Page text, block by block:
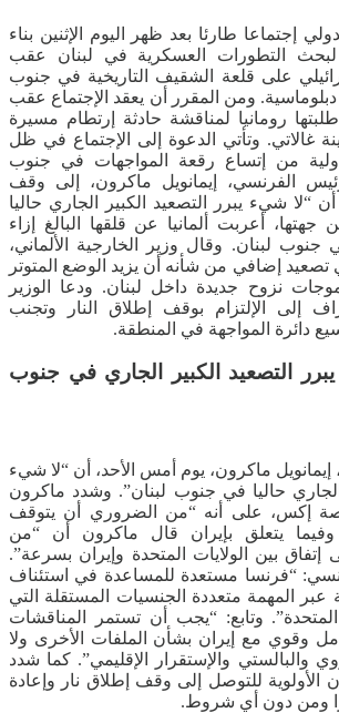
إجتماعا طارئا بعد ظهر اليوم الإثنين بناء
التطورات العسكرية في لبنان عقب
على قلعة الشقيف التاريخية في جنوب
ومن المقرر أن يعقد الإجتماع عقب
رومانيا لمناقشة حادثة إرتطام مسيرة
غالاتي. وتأتي الدعوة إلى الإجتماع في ظل
من إتساع رقعة المواجهات في جنوب
الفرنسي، إيمانويل ماكرون، إلى وقف
أن “لا شيء يبرر التصعيد الكبير الجاري حاليا
أعربت ألمانيا عن قلقها البالغ إزاء
جنوب لبنان. وقال وزير الخارجية الألماني،
تصعيد إضافي من شأنه أن يزيد الوضع المتوتر
نزوح جديدة داخل لبنان. ودعا الوزير
إلى الإلتزام بوقف إطلاق النار وتجنب
دائرة المواجهة في المنطقة.
التصعيد الكبير الجاري في جنوب
إيمانويل ماكرون، يوم أمس الأحد، أن “لا شيء
الجاري حاليا في جنوب لبنان”. وشدد ماكرون
إكس، على أنه “من الضروري أن يتوقف
وفيما يتعلق بإيران قال ماكرون أن “من
بين الولايات المتحدة وإيران بسرعة”.
“فرنسا مستعدة للمساعدة في استئناف
عبر المهمة متعددة الجنسيات المستقلة التي
وتابع: “يجب أن تستمر المناقشات
وقوي مع إيران بشأن الملفات الأخرى ولا
والبالستي والإستقرار الإقليمي”. كما شدد
للتوصل إلى وقف إطلاق نار وإعادة
ومن دون أي شروط.